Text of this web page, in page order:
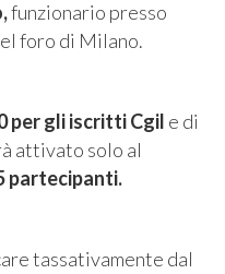
funzionario presso
foro di Milano.
per gli iscritti Cgil e di
attivato solo al
partecipanti.
tassativamente dal